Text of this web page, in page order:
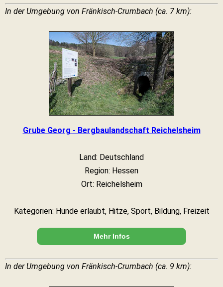
In der Umgebung von Fränkisch-Crumbach (ca. 7 km):
Grube Georg - Bergbaulandschaft Reichelsheim
Land: Deutschland
Region: Hessen
Ort: Reichelsheim
Kategorien: Hunde erlaubt, Hitze, Sport, Bildung, Freizeit
Mehr Infos
In der Umgebung von Fränkisch-Crumbach (ca. 9 km):